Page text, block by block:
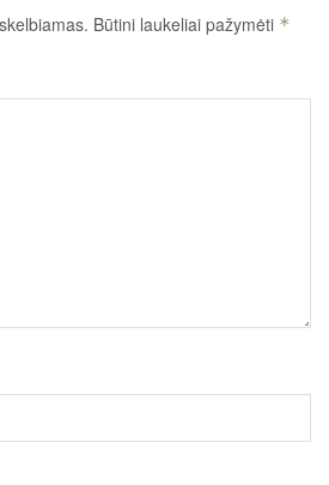
Būtini laukeliai pažymėti *